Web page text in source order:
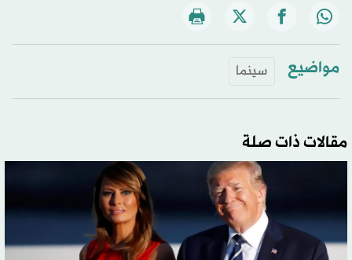
مواضيع سينما
مقالات ذات صلة